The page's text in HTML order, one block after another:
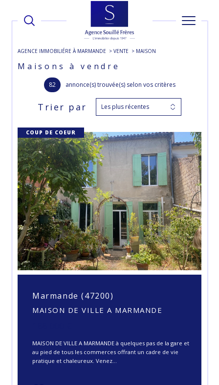
AGENCE IMMOBILIÉRE À MARMANDE VENTE MAISON
Maisons à vendre
82 annonce(s) trouvée(s) selon vos critères
Trier par Les plus récentes
Marmande (47200)
MAISON DE VILLE A MARMANDE
MAISON DE VILLE A MARMANDE à quelques pas de la gare et
au pied de tous les commerces offrant un cadre de vie
pratique et chaleureux. Venez...
COUP DE COEUR